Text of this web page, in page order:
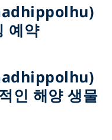
예약
인 해양 생물